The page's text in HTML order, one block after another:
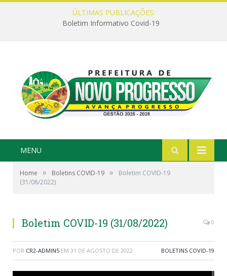
ÚLTIMAS PUBLICAÇÕES:
Boletim Informativo Covid-19
MENU
Home » Boletins COVID-19 »
Boletim COVID-19
(31/08/2022)
Boletim COVID-19 (31/08/2022) 0
POR CR2-ADMIN5 EM 31 DE AGOSTO DE 2022 BOLETINS COVID-19